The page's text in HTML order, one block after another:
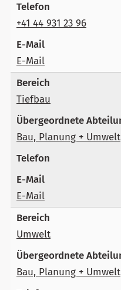
+41 44 931 23 96
E-Mail
Tiefbau
Bau, Planung + Umwelt
E-Mail
Umwelt
Bau, Planung + Umwelt